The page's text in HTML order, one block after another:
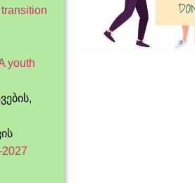
youth
2027